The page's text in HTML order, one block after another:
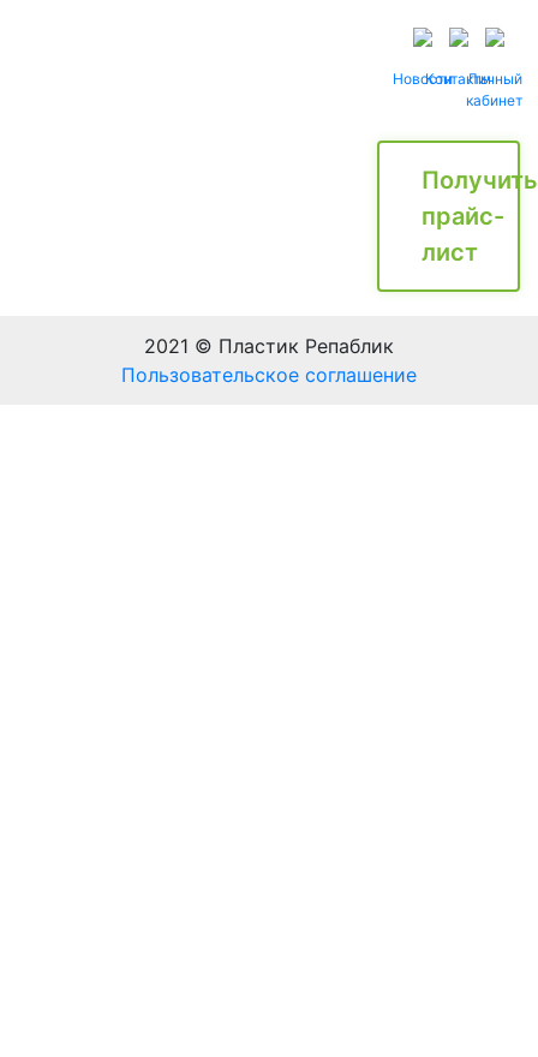
НовостиКонтактыЛичный
кабинет
Получить
прайс-
лист
2021 © Пластик Репаблик
Пользовательское соглашение